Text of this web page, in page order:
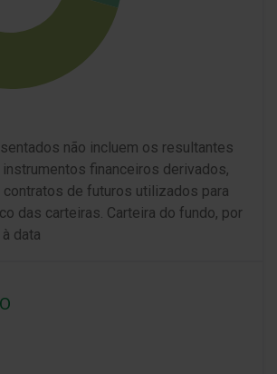
não incluem os resultantes
financeiros derivados,
contratos de futuros utilizados para
das carteiras. Carteira do fundo, por
data